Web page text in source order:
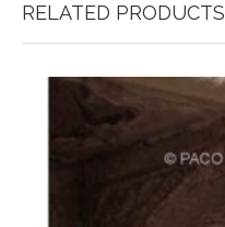
RELATED PRODUCTS